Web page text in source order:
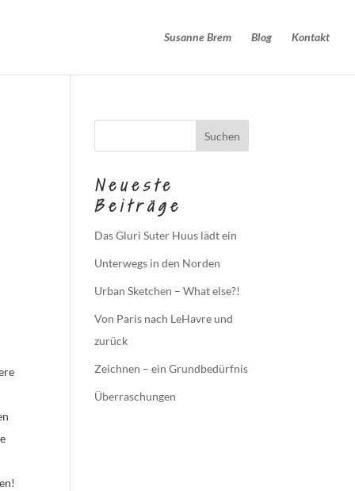
Susanne Brem Blog Kontakt
Neueste
Beiträge
Das Gluri Suter Huus lädt ein
Unterwegs in den Norden
Urban Sketchen – What else?!
Von Paris nach LeHavre und
zurück
Zeichnen – ein Grundbedürfnis
Überraschungen